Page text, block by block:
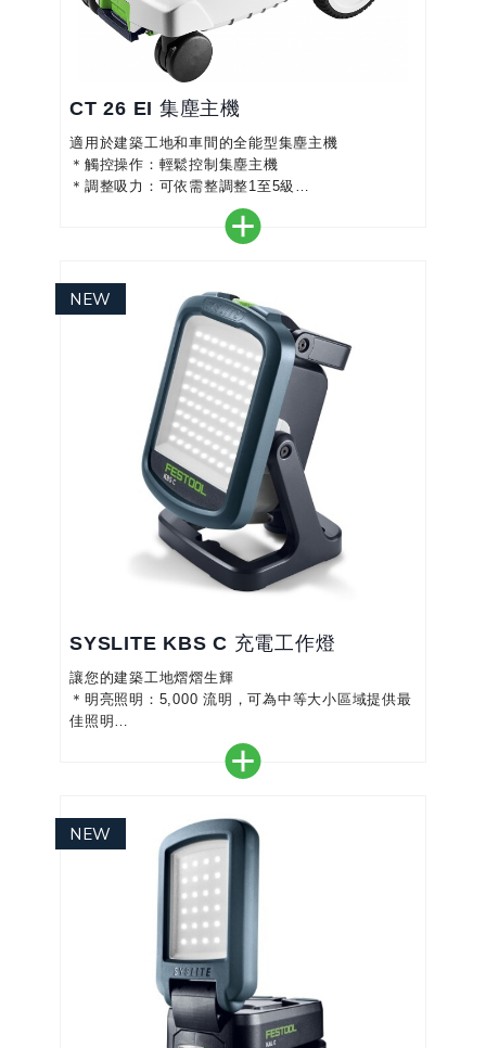
CT 26 EI 集塵主機
適用於建築工地和車間的全能型集塵主機
＊觸控操作：輕鬆控制集塵主機
＊調整吸力：可依需整調整1至5級
＊方便堆疊：T-LOC 功能，可輕鬆將 Systainer工具
箱連接至移動式集塵主機
＊整潔工作：集塵管儲放箱和電線繞線架，更加有秩
序和安全工作
＊運輸便利：大型旋轉腳輪和整合式煞車器，可實現
SYSLITE KBS C 充電工作燈
讓您的建築工地熠熠生輝
＊明亮照明：5,000 流明，可為中等大小區域提供最
佳照明
＊靈活應用：亮度可連續調暗
＊與日光相似：自然光顏色 (5,000 K) 可達到最佳工
面上
＊多功能：輕巧、緊湊，配有提手，方便在旅途中使
用。磁性固定，可掛在牆上或放置在三腳架上
＊從地板到天花板：旋轉燈體以獲得最佳照明
＊堅固耐用：防潑水外殼(I...